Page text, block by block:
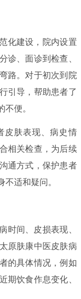
化建设，院内设置
诊、面诊到检查、
路。对于初次到院
引导，帮助患者了
便。
皮肤表现、病史情
相关检查，为后续
通方式，保护患者
适和疑问。
时间、皮损表现、
原肤康中医皮肤病
的具体情况，例如
期饮食作息变化、